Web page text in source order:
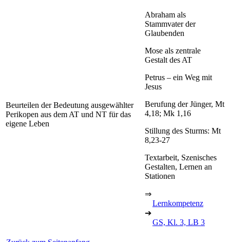
Beurteilen der Bedeutung ausgewählter
Perikopen aus dem AT und NT für das
eigene Leben
Abraham als
Stammvater der
Glaubenden
Mose als zentrale
Gestalt des AT
Petrus – ein Weg mit
Jesus
Berufung der Jünger, Mt
4,18; Mk 1,16
Stillung des Sturms: Mt
8,23-27
Textarbeit, Szenisches
Gestalten, Lernen an
Stationen
⇒
Lernkompetenz
➔
GS, Kl. 3, LB 3